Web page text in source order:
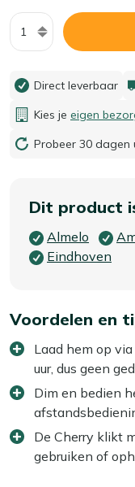
Aantal
Direct leverbaar
Kies je eigen
Probeer 30 dagen
Dit product
Almelo
Eindhoven
Voordelen en
Laad hem op
uur, dus geen
Dim en bedien
De Cherry klikt
gebruiken of